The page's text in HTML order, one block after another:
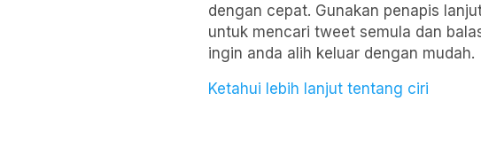
dengan cepat. Gunakan penapis
untuk mencari tweet semula dan
ingin anda alih keluar dengan mudah.
Ketahui lebih lanjut tentang ciri